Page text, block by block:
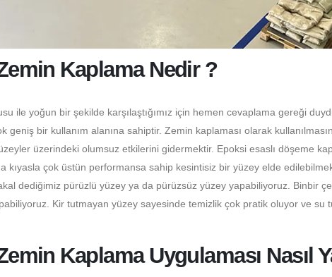
Kaplama Nedir ?
ile yoğun bir şekilde karşılaştığımız için hemen cevaplama gereği
geniş bir kullanım alanına sahiptir. Zemin kaplaması olarak
üzerindeki olumsuz etkilerini gidermektir. Epoksi esaslı döşeme
kıyasla çok üstün performansa sahip kesintisiz bir yüzey elde
dediğimiz pürüzlü yüzey ya da pürüzsüz yüzey yapabiliyoruz. Binbir
Kir tutmayan yüzey sayesinde temizlik çok pratik oluyor ve su
Kaplama Uygulaması Nasıl